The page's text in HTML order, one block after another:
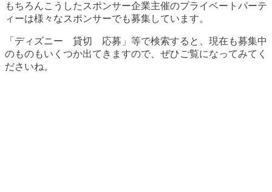
もちろんこうしたスポンサー企業主催のプライベートパーテ
ィーは様々なスポンサーでも募集しています。
「ディズニー 貸切 応募」等で検索すると、現在も募集中
のものもいくつか出てきますので、ぜひご覧になってみてく
ださいね。